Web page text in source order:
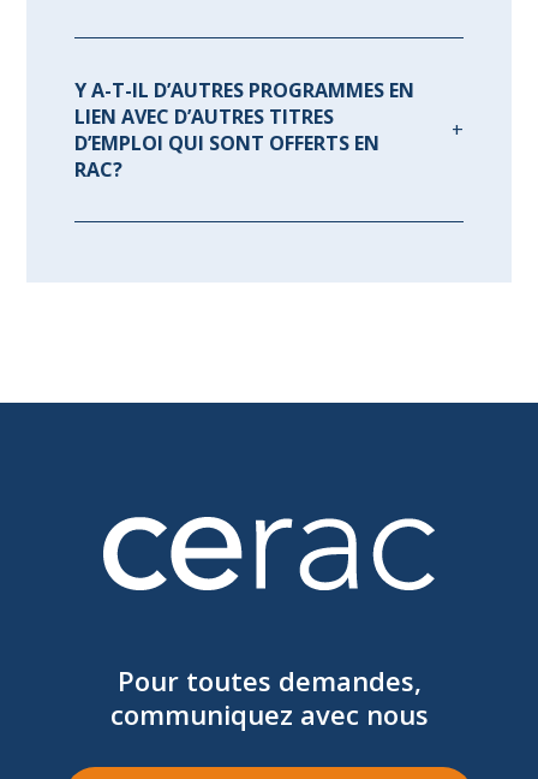
Y A-T-IL D’AUTRES PROGRAMMES EN
LIEN AVEC D’AUTRES TITRES
D’EMPLOI QUI SONT OFFERTS EN
RAC?
Pour toutes demandes,
communiquez avec nous